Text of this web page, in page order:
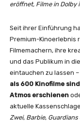
eröffnet, Filme in Dolby
Seit ihrer Einführung
Premium-Kinoerlebnis
Filmemachern, ihre
und das Publikum in
eintauchen zu lassen
als 600 Kinofilme
Atmos erschienen
aktuelle
Zwei, Barbie, Guardians